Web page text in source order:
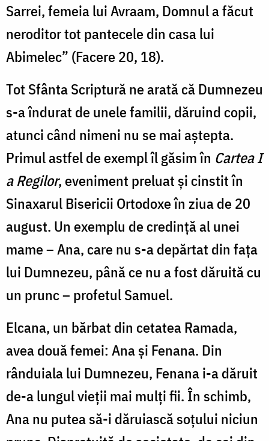
Sarrei, femeia lui Avraam, Domnul a făcut
neroditor tot pantecele din casa lui
Abimelec” (Facere 20, 18).
Tot Sfânta Scriptură ne arată că Dumnezeu
s-a îndurat de unele familii, dăruind copii,
atunci când nimeni nu se mai aștepta.
Primul astfel de exempl îl găsim în Cartea I
a Regilor, eveniment preluat și cinstit în
Sinaxarul Bisericii Ortodoxe în ziua de 20
august. Un exemplu de credință al unei
mame – Ana, care nu s-a depărtat din fața
lui Dumnezeu, până ce nu a fost dăruită cu
un prunc – profetul Samuel.
Elcana, un bărbat din cetatea Ramada,
avea două femei: Ana şi Fenana. Din
rânduiala lui Dumnezeu, Fenana i-a dăruit
de-a lungul vieții mai mulți fii. În schimb,
Ana nu putea să-i dăruiască soțului niciun